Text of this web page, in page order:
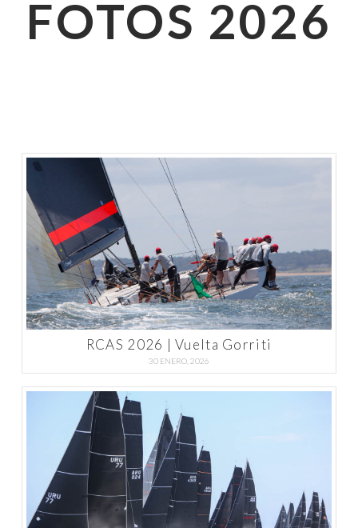
FOTOS 2026
RCAS 2026 | Vuelta Gorriti
30 ENERO, 2026